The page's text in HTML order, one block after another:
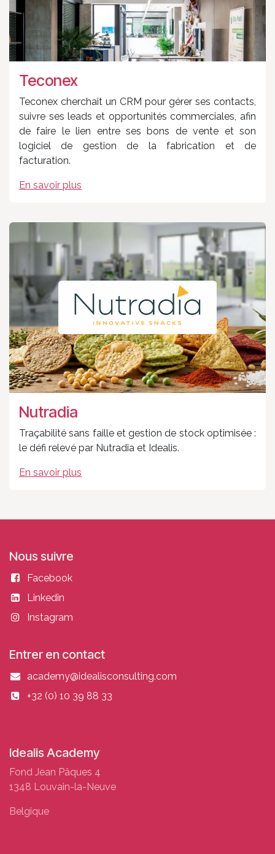
Teconex
Teconex cherchait un CRM pour gérer ses contacts,
suivre ses leads et opportunités commerciales, afin
de faire le lien entre ses bons de vente et son
logiciel de gestion de la fabrication et de
facturation.
En savoir plus
Nutradia
Traçabilité sans faille et gestion de stock optimisée :
le défi relevé par Nutradia et Idealis.
En savoir plus
Nous suivre
Facebook
Linkedin
Instagram
Entrer en contact
academy@idealisconsulting.com
+32 (0) 10 39 88 33
Idealis Academy
Fond Jean Pâques 4
1348 Louvain-la-Neuve
Belgique